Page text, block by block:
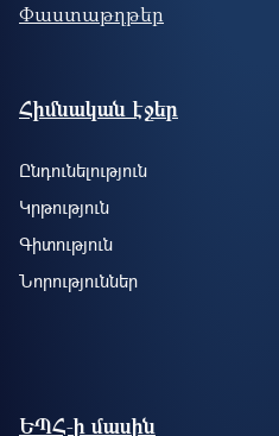
Փաստաթղթեր
Footer site information
Հիմնական էջեր
Ընդունելություն
Կրթություն
Գիտություն
Նորություններ
ԵՊՀ-ի մասին